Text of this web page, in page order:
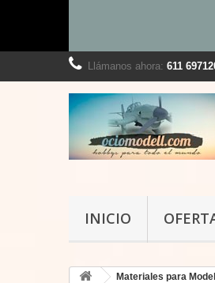
Llámanos ahora: 611
INICIO
Materiales para